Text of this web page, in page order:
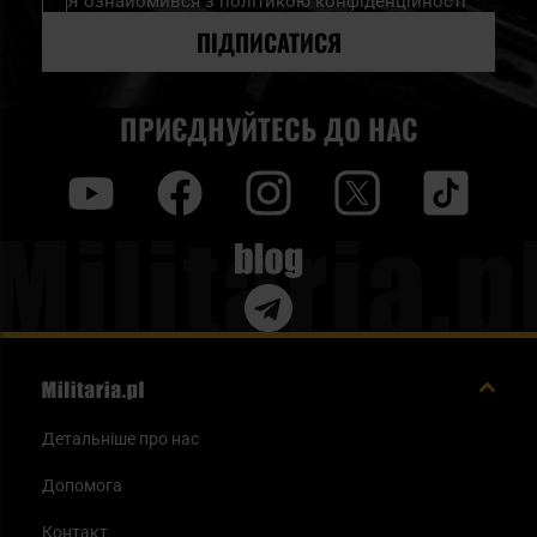
розсилку
ПІДПИСАТИСЯ
ПРИЄДНУЙТЕСЬ ДО НАС
Blog
Детальніше про нас
Допомога
Контакт